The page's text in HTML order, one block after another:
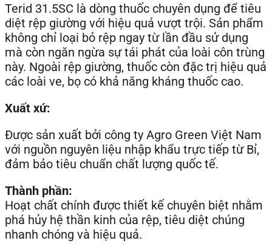
Terid 31.5SC là dòng thuốc chuyên dụng để tiêu
diệt rệp giường với hiệu quả vượt trội. Sản phẩm
không chỉ loại bỏ rệp ngay từ lần đầu sử dụng
mà còn ngăn ngừa sự tái phát của loài côn trùng
này. Ngoài rệp giường, thuốc còn đặc trị hiệu quả
các loài ve, bọ có khả năng kháng thuốc cao.
Xuất xứ:
Được sản xuất bởi công ty Agro Green Việt Nam
với nguồn nguyên liệu nhập khẩu trực tiếp từ Bỉ,
đảm bảo tiêu chuẩn chất lượng quốc tế.
Thành phần:
Hoạt chất chính được thiết kế chuyên biệt nhằm
phá hủy hệ thần kinh của rệp, tiêu diệt chúng
nhanh chóng và hiệu quả.